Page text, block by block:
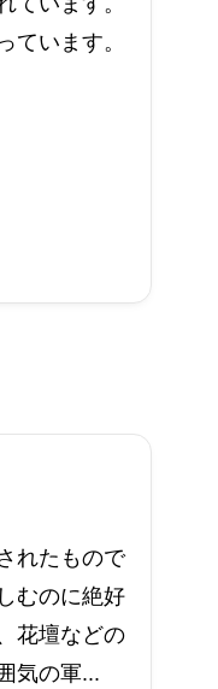
います。
れたもので
むのに絶好
花壇などの
気の軍...